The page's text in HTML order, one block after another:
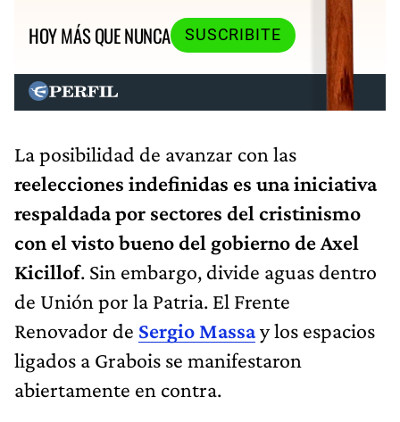
HOY MÁS QUE NUNCA
SUSCRIBITE
La posibilidad de avanzar con las
reelecciones indefinidas es una iniciativa
respaldada por sectores del cristinismo
con el visto bueno del gobierno de Axel
Kicillof. Sin embargo, divide aguas dentro
de Unión por la Patria. El Frente
Renovador de Sergio Massay los espacios
ligados a Grabois se manifestaron
abiertamente en contra.